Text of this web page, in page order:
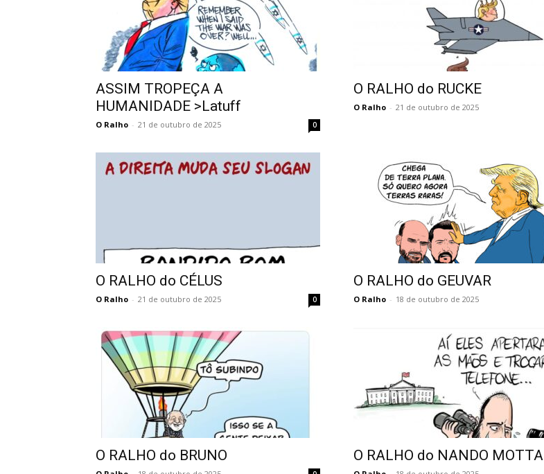
ASSIM TROPEÇA A
HUMANIDADE >Latuff
O Ralho - 21 de outubro de 2025 0
O RALHO do RUCKE
O Ralho - 21 de outubro de 2025
O RALHO do CÉLUS
O Ralho - 21 de outubro de 2025 0
O RALHO do GEUVAR
O Ralho - 18 de outubro de 2025
O RALHO do BRUNO O RALHO do NANDO MOTTA